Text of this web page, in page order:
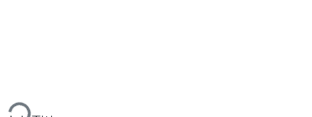
Loading...